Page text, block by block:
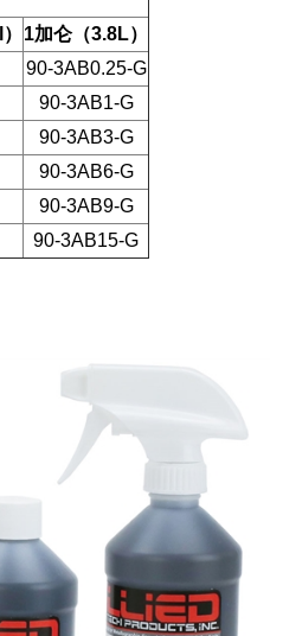
） 1加仑（3.8L）
90-3AB0.25-G
90-3AB1-G
90-3AB3-G
90-3AB6-G
90-3AB9-G
90-3AB15-G